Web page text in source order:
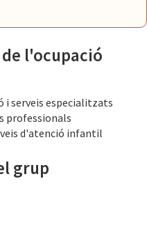
l'ocupació
i serveis especialitzats
professionals
d'atenció infantil
grup